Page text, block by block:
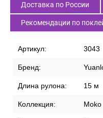
Доставка по России
Рекомендации по
Артикул: 3043
Бренд:
Длина рулона: 15 м
Коллекция: Moko